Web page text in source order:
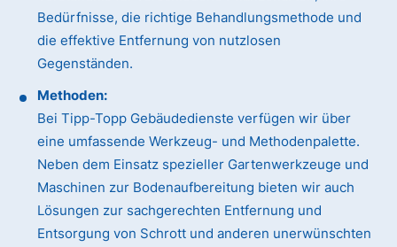
Bedürfnisse, die richtige Behandlungsmethode und
die effektive Entfernung von nutzlosen
Gegenständen.
Methoden:
Bei Tipp-Topp Gebäudedienste verfügen wir über
eine umfassende Werkzeug- und Methodenpalette.
Neben dem Einsatz spezieller Gartenwerkzeuge und
Maschinen zur Bodenaufbereitung bieten wir auch
Lösungen zur sachgerechten Entfernung und
Entsorgung von Schrott und anderen unerwünschten